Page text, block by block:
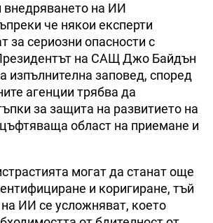
внедряването на ИИ
че някои експерти
за сериозни опасности с
на САЩ Джо Байдън
изпълнителна заповед, според
агенции трябва да
за защита на развитието на
област на приемане и
могат да станат още
и коригиране, тъй
ИИ се усложняват, което